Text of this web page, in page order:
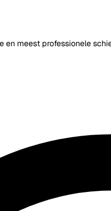
meest professionele